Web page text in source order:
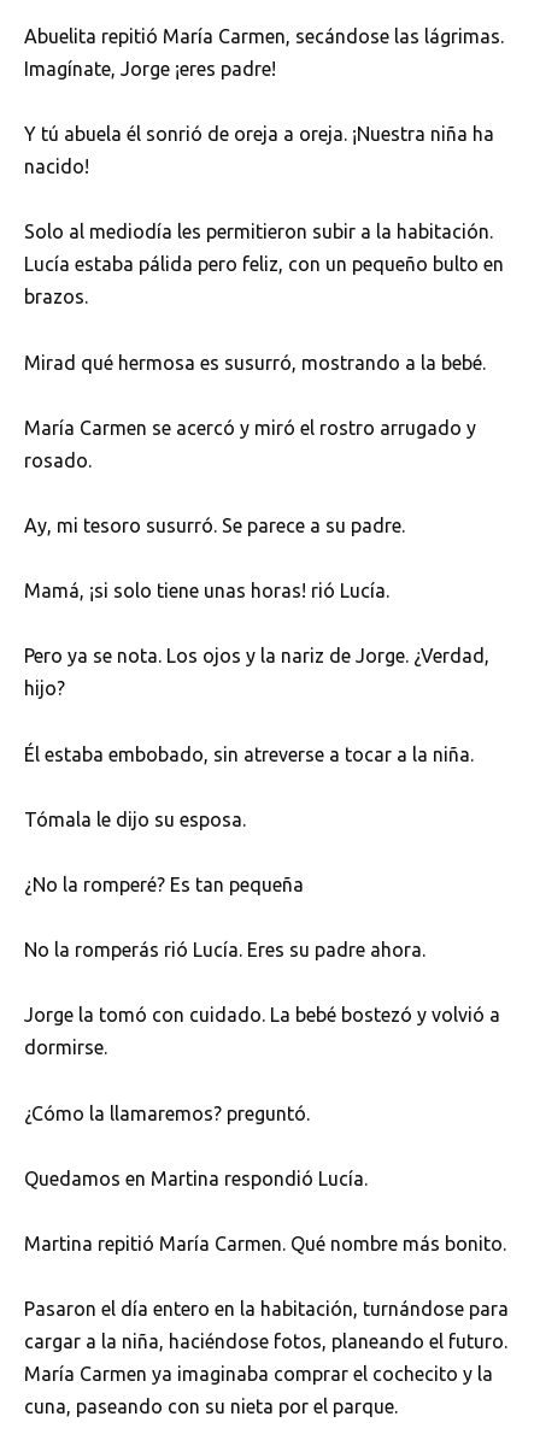
Abuelita repitió María Carmen, secándose las lágrimas.
Imagínate, Jorge ¡eres padre!
Y tú abuela él sonrió de oreja a oreja. ¡Nuestra niña ha
nacido!
Solo al mediodía les permitieron subir a la habitación.
Lucía estaba pálida pero feliz, con un pequeño bulto en
brazos.
Mirad qué hermosa es susurró, mostrando a la bebé.
María Carmen se acercó y miró el rostro arrugado y
rosado.
Ay, mi tesoro susurró. Se parece a su padre.
Mamá, ¡si solo tiene unas horas! rió Lucía.
Pero ya se nota. Los ojos y la nariz de Jorge. ¿Verdad,
hijo?
Él estaba embobado, sin atreverse a tocar a la niña.
Tómala le dijo su esposa.
¿No la romperé? Es tan pequeña
No la romperás rió Lucía. Eres su padre ahora.
Jorge la tomó con cuidado. La bebé bostezó y volvió a
dormirse.
¿Cómo la llamaremos? preguntó.
Quedamos en Martina respondió Lucía.
Martina repitió María Carmen. Qué nombre más bonito.
Pasaron el día entero en la habitación, turnándose para
cargar a la niña, haciéndose fotos, planeando el futuro.
María Carmen ya imaginaba comprar el cochecito y la
cuna, paseando con su nieta por el parque.